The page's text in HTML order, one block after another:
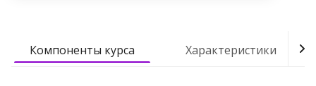
Компоненты курса Характеристики